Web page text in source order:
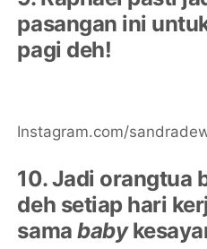
pasangan ini
pagi deh!
Instagram.com/
10. Jadi orangtua
deh setiap hari
samababy